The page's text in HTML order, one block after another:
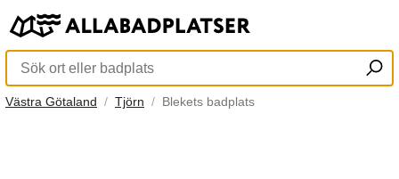
Västra Götaland Tjörn Blekets badplats